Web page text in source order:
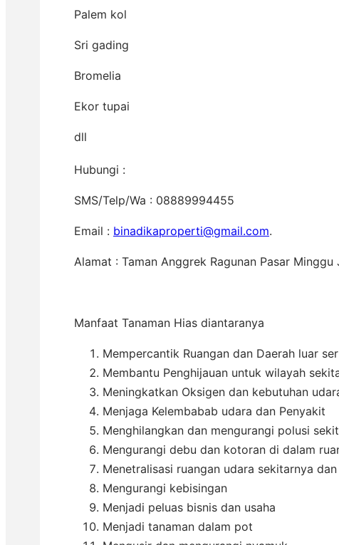
Palem kol
Sri gading
Bromelia
Ekor tupai
dll
Hubungi :
SMS/Telp/Wa : 08889994455
Email : binadikaproperti@gmail.com.
Alamat : Taman Anggrek Ragunan Pasar Minggu
Manfaat Tanaman Hias diantaranya
Mempercantik Ruangan dan Daerah luar
Membantu Penghijauan untuk wilayah
Meningkatkan Oksigen dan kebutuhan
Menjaga Kelembabab udara dan Penyakit
Menghilangkan dan mengurangi polusi
Mengurangi debu dan kotoran di dalam
Menetralisasi ruangan udara sekitarnya
Mengurangi kebisingan
Menjadi peluas bisnis dan usaha
Menjadi tanaman dalam pot